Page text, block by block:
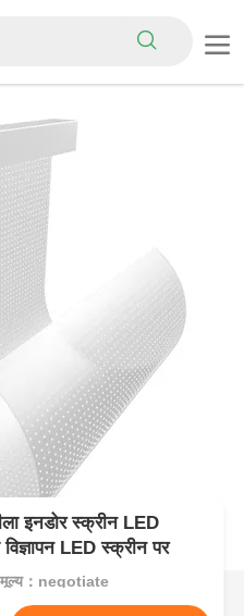
इनडोर स्क्रीन LED
विज्ञापन LED स्क्रीन पर
मूल्य：negotiate